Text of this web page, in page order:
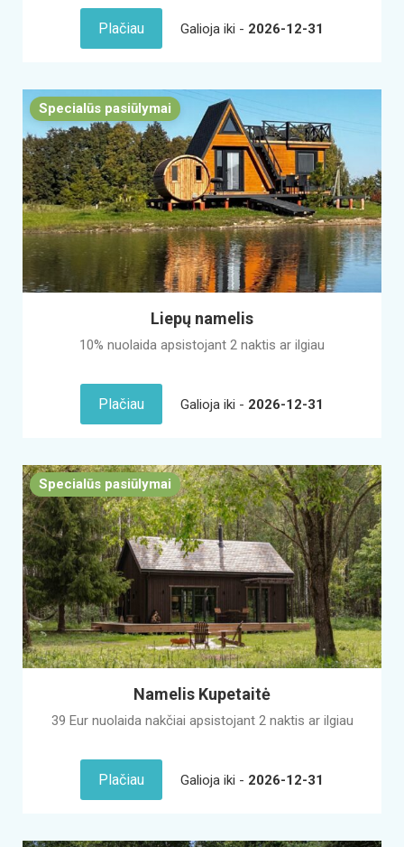
Plačiau Galioja iki - 2026-12-31
Specialūs pasiūlymai
Liepų namelis
10% nuolaida apsistojant 2 naktis ar ilgiau
Plačiau Galioja iki - 2026-12-31
Specialūs pasiūlymai
Namelis Kupetaitė
39 Eur nuolaida nakčiai apsistojant 2 naktis ar ilgiau
Plačiau Galioja iki - 2026-12-31